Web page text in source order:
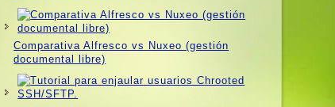
Comparativa Alfresco vs Nuxeo (gestión
documental libre)